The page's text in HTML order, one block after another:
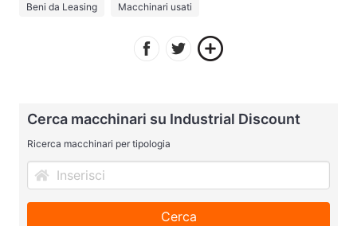
Beni da Leasing Macchinari usati
Cerca macchinari su Industrial Discount
Ricerca macchinari per tipologia
Cerca